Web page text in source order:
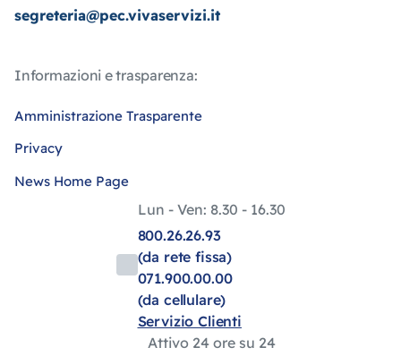
segreteria@pec.vivaservizi.it
Informazioni e trasparenza:
Amministrazione Trasparente
Privacy
News Home Page
Lun - Ven: 8.30 - 16.30
800.26.26.93
(da rete fissa)
071.900.00.00
(da cellulare)
Servizio Clienti
Attivo 24 ore su 24